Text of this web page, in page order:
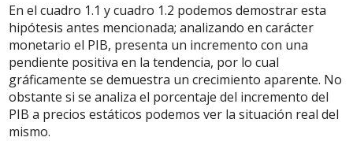
En el cuadro 1.1 y cuadro 1.2 podemos demostrar esta
hipótesis antes mencionada; analizando en carácter
monetario el PIB, presenta un incremento con una
pendiente positiva en la tendencia, por lo cual
gráficamente se demuestra un crecimiento aparente. No
obstante si se analiza el porcentaje del incremento del
PIB a precios estáticos podemos ver la situación real del
mismo.